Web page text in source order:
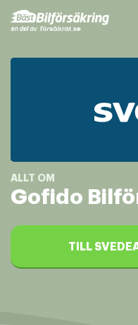
Hoppa
innehåll
Gofido
TILL